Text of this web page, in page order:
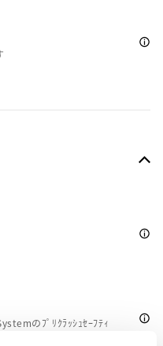
のﾌﾟﾘｸﾗｯｼｭｾｰﾌﾃｨ